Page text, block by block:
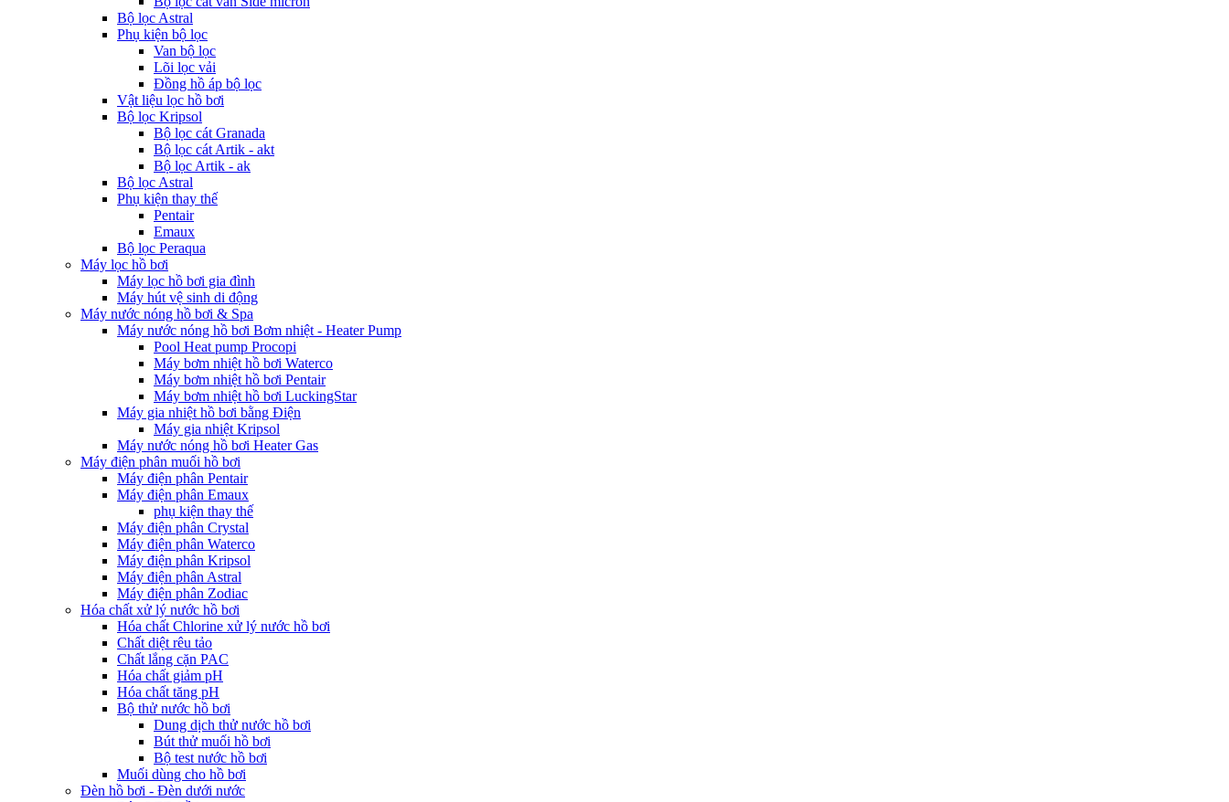
Bộ lọc Astral
Phụ kiện bộ lọc
Van bộ lọc
Lõi lọc vải
Đồng hồ áp bộ lọc
Vật liệu lọc hồ bơi
Bộ lọc Kripsol
Bộ lọc cát Granada
Bộ lọc cát Artik - akt
Bộ lọc Artik - ak
Bộ lọc Astral
Phụ kiện thay thế
Pentair
Emaux
Bộ lọc Peraqua
Máy lọc hồ bơi
Máy lọc hồ bơi gia đình
Máy hút vệ sinh di động
Máy nước nóng hồ bơi & Spa
Máy nước nóng hồ bơi Bơm nhiệt - Heater Pump
Pool Heat pump Procopi
Máy bơm nhiệt hồ bơi Waterco
Máy bơm nhiệt hồ bơi Pentair
Máy bơm nhiệt hồ bơi LuckingStar
Máy gia nhiệt hồ bơi bằng Điện
Máy gia nhiệt Kripsol
Máy nước nóng hồ bơi Heater Gas
Máy điện phân muối hồ bơi
Máy điện phân Pentair
Máy điện phân Emaux
phụ kiện thay thế
Máy điện phân Crystal
Máy điện phân Waterco
Máy điện phân Kripsol
Máy điện phân Astral
Máy điện phân Zodiac
Hóa chất xử lý nước hồ bơi
Hóa chất Chlorine xử lý nước hồ bơi
Chất diệt rêu tảo
Chất lắng cặn PAC
Hóa chất giảm pH
Hóa chất tăng pH
Bộ thử nước hồ bơi
Dung dịch thử nước hồ bơi
Bút thử muối hồ bơi
Bộ test nước hồ bơi
Muối dùng cho hồ bơi
Đèn hồ bơi - Đèn dưới nước